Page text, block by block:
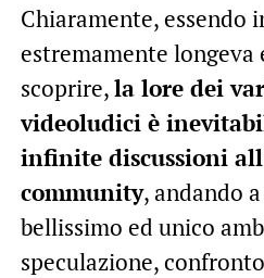
Chiaramente, essendo
estremamente longeva
scoprire,la lore dei
videoludici è
infinite discussioni
community, andando
bellissimo ed unico
speculazione,